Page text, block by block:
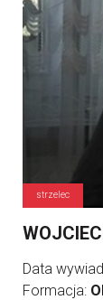
strzelec
Data
Formacja: